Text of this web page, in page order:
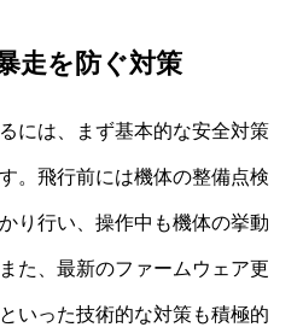
走を防ぐ対策
には、まず基本的な安全対策
。飛行前には機体の整備点検
り行い、操作中も機体の挙動
た、最新のファームウェア更
いった技術的な対策も積極的